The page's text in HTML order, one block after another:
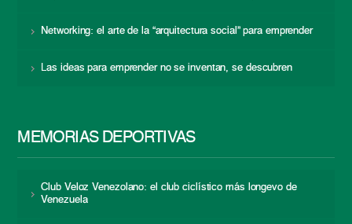
Networking: el arte de la “arquitectura social” para emprender
Las ideas para emprender no se inventan, se descubren
MEMORIAS DEPORTIVAS
Club Veloz Venezolano: el club ciclístico más longevo de
Venezuela